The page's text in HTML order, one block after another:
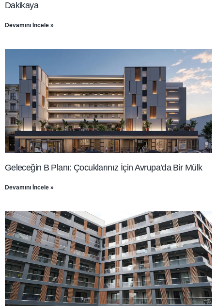
Dakikaya
Devamını İncele »
Geleceğin B Planı: Çocuklarınız İçin Avrupa’da Bir Mülk
Devamını İncele »